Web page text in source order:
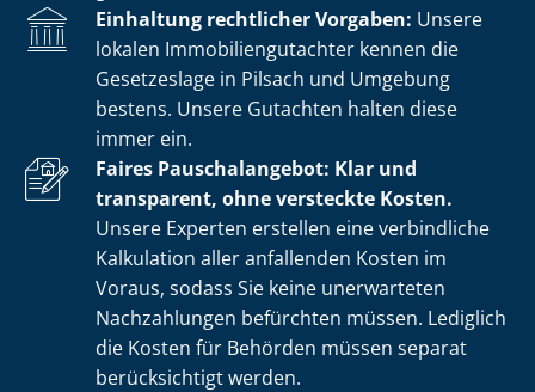
Einhaltung rechtlicher Vorgaben: Unsere
lokalen Im­mo­bi­li­en­gut­ach­ter kennen die
Gesetzeslage in Pilsach und Umgebung
bestens. Unsere Gutachten halten diese
immer ein.
Faires Pauschalangebot: Klar und
transparent, ohne versteckte Kosten.
Unsere Experten erstellen eine verbindliche
Kalkulation aller anfallenden Kosten im
Voraus, sodass Sie keine unerwarteten
Nachzahlungen befürchten müssen. Lediglich
die Kosten für Behörden müssen separat
berücksichtigt werden.